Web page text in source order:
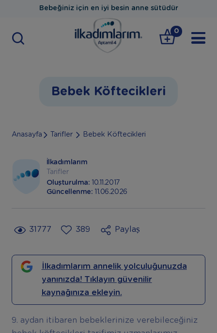
Bebeğiniz için en iyi besin anne sütüdür
0
Bebek Köftecikleri
Anasayfa Tarifler Bebek Köftecikleri
İlkadımlarım
Tarifler
Oluşturulma:
10.11.2017
Güncellenme:
11.06.2026
31777 389 Paylaş
İlkadımlarım annelik yolculuğunuzda
yanınızda! Tıklayın güvenilir
kaynağınıza ekleyin.
9. aydan itibaren bebeklerinize verebileceğiniz